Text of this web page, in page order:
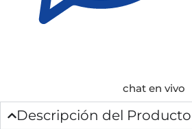
chat en vivo
Descripción del Producto